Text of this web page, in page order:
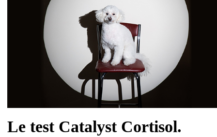
Le test Catalyst Cortisol.